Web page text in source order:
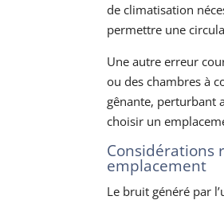
de climatisation
permettre une
Une autre erreur
ou des chambres à
gênante, perturbant
choisir un
Considérations
emplacement
Le bruit généré par